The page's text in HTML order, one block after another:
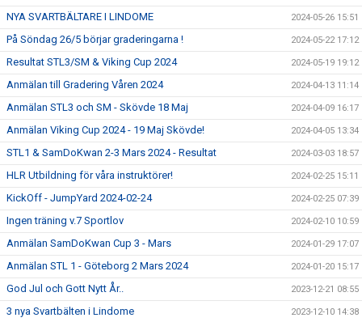
NYA SVARTBÄLTARE I LINDOME 2024-05-26 15:51
På Söndag 26/5 börjar graderingarna ! 2024-05-22 17:12
Resultat STL3/SM & Viking Cup 2024 2024-05-19 19:12
Anmälan till Gradering Våren 2024 2024-04-13 11:14
Anmälan STL3 och SM - Skövde 18 Maj 2024-04-09 16:17
Anmälan Viking Cup 2024 - 19 Maj Skövde! 2024-04-05 13:34
STL1 & SamDoKwan 2-3 Mars 2024 - Resultat 2024-03-03 18:57
HLR Utbildning för våra instruktörer! 2024-02-25 15:11
KickOff - JumpYard 2024-02-24 2024-02-25 07:39
Ingen träning v.7 Sportlov 2024-02-10 10:59
Anmälan SamDoKwan Cup 3 - Mars 2024-01-29 17:07
Anmälan STL 1 - Göteborg 2 Mars 2024 2024-01-20 15:17
God Jul och Gott Nytt År.. 2023-12-21 08:55
3 nya Svartbälten i Lindome 2023-12-10 14:38